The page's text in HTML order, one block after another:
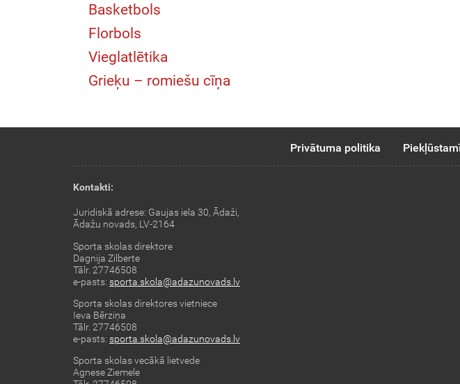
Basketbols
Florbols
Vieglatlētika
Grieķu – romiešu cīņa
Privātuma politika
Kontakti:
Juridiskā adrese: Gaujas iela 30, Ādaži,
Ādažu novads, LV-2164
Sporta skolas direktore
Dagnija Zilberte
Tālr. 27746508
e-pasts: sporta.skola@adazunovads.lv
Sporta skolas direktores vietniece
Ieva Bērziņa
Tālr. 27746508
e-pasts: sporta.skola@adazunovads.lv
Sporta skolas vecākā lietvede
Agnese Ziemele